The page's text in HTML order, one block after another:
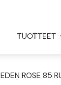
TUOTTEET
EDEN ROSE 85